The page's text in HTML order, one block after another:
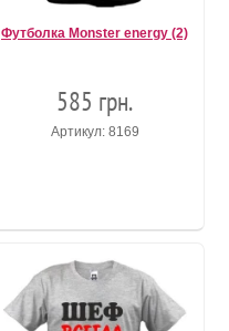
Футболка Monster energy (2)
585 грн.
Артикул: 8169